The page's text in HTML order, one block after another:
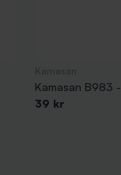
Kamasan B983
39 kr